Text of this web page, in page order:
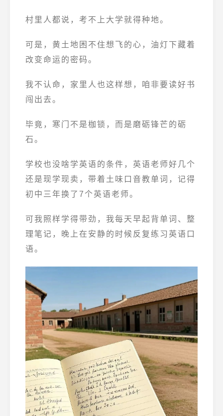
村里人都说，考不上大学就得种地。
可是 ， 黄土地困不住想飞的心，油灯下藏着
改变命运的密码。
我不认命，家里人也这样想，咱非要读好书
闯出去。
毕竟，寒门不是枷锁，而是磨砺锋芒的砺
石。
学校也没啥学英语的条件，英语老师好几个
还是现学现卖，带着土味口音教单词，记得
初中三年换了7个英语老师。
可我照样学得带劲，我每天早起背单词、整
理笔记，晚上在安静的时候反复练习英语口
语。